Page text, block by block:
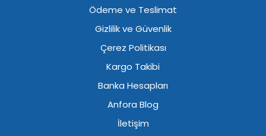
Ödeme ve Teslimat
Gizlilik ve Güvenlik
Çerez Politikası
Kargo Takibi
Banka Hesapları
Anfora Blog
İletişim